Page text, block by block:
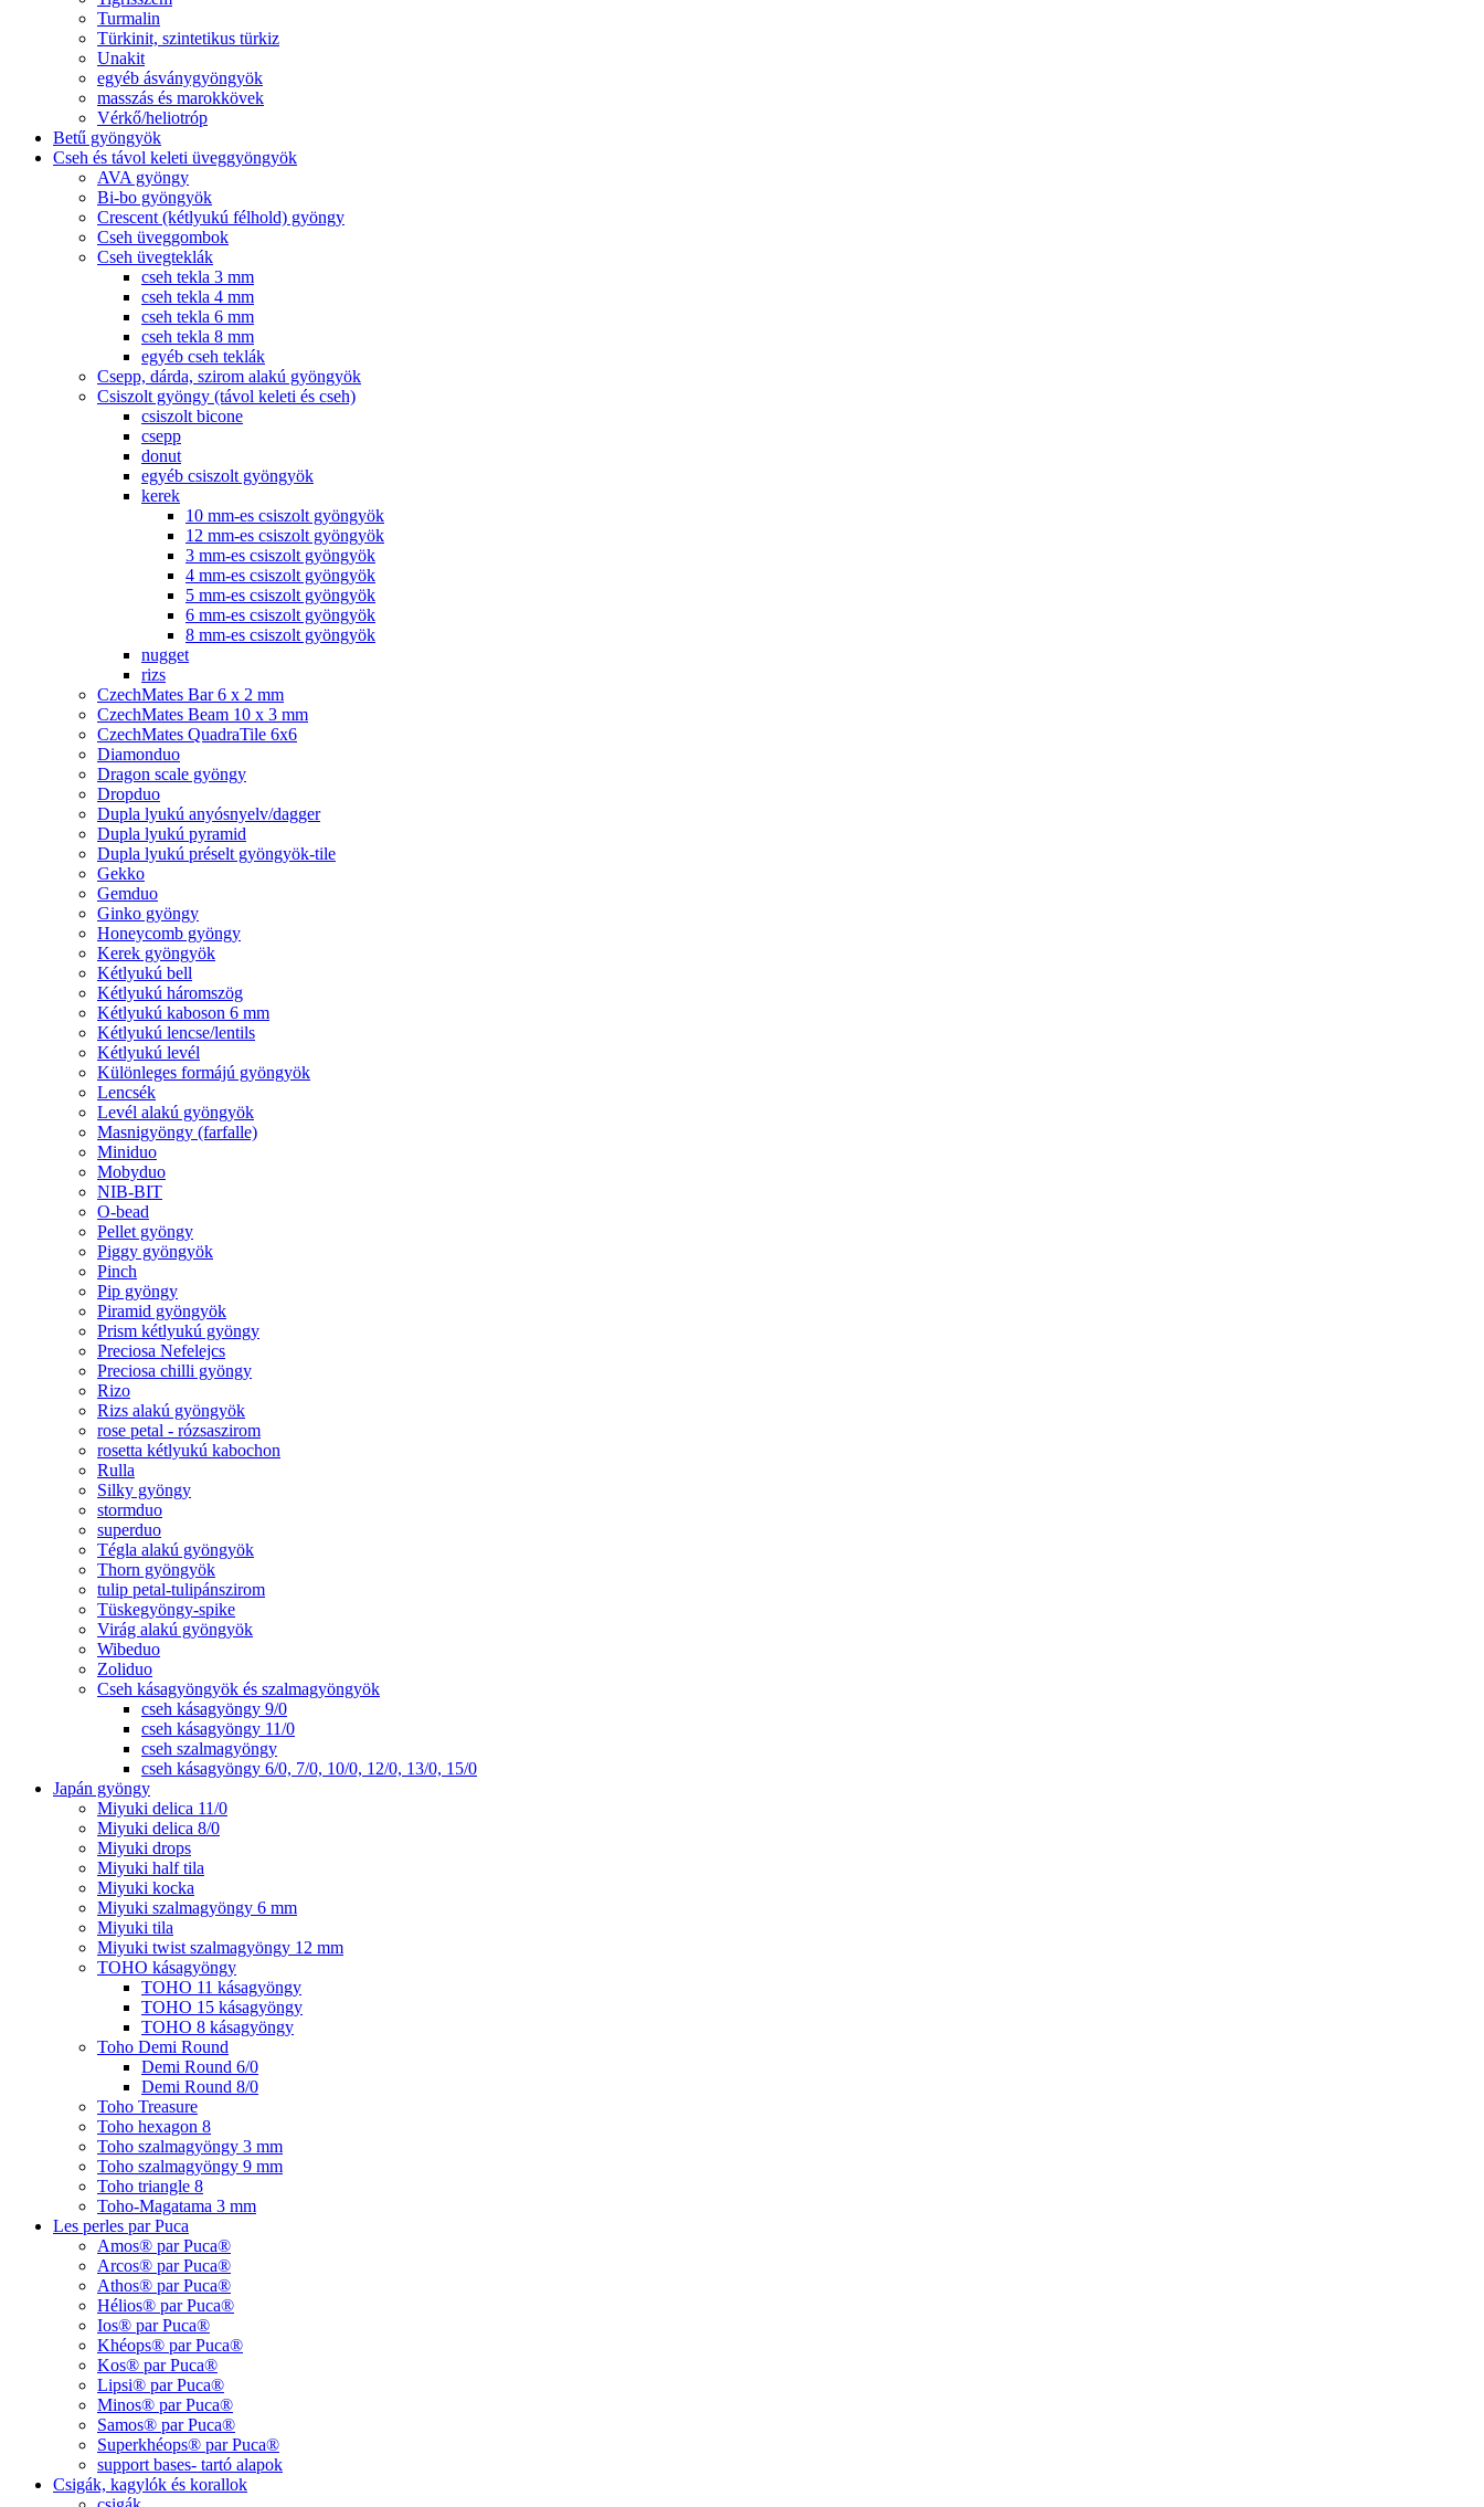
Turmalin
Türkinit, szintetikus türkiz
Unakit
egyéb ásványgyöngyök
masszás és marokkövek
Vérkő/heliotróp
Betű gyöngyök
Cseh és távol keleti üveggyöngyök
AVA gyöngy
Bi-bo gyöngyök
Crescent (kétlyukú félhold) gyöngy
Cseh üveggombok
Cseh üvegteklák
cseh tekla 3 mm
cseh tekla 4 mm
cseh tekla 6 mm
cseh tekla 8 mm
egyéb cseh teklák
Csepp, dárda, szirom alakú gyöngyök
Csiszolt gyöngy (távol keleti és cseh)
csiszolt bicone
csepp
donut
egyéb csiszolt gyöngyök
kerek
10 mm-es csiszolt gyöngyök
12 mm-es csiszolt gyöngyök
3 mm-es csiszolt gyöngyök
4 mm-es csiszolt gyöngyök
5 mm-es csiszolt gyöngyök
6 mm-es csiszolt gyöngyök
8 mm-es csiszolt gyöngyök
nugget
rizs
CzechMates Bar 6 x 2 mm
CzechMates Beam 10 x 3 mm
CzechMates QuadraTile 6x6
Diamonduo
Dragon scale gyöngy
Dropduo
Dupla lyukú anyósnyelv/dagger
Dupla lyukú pyramid
Dupla lyukú préselt gyöngyök-tile
Gekko
Gemduo
Ginko gyöngy
Honeycomb gyöngy
Kerek gyöngyök
Kétlyukú bell
Kétlyukú háromszög
Kétlyukú kaboson 6 mm
Kétlyukú lencse/lentils
Kétlyukú levél
Különleges formájú gyöngyök
Lencsék
Levél alakú gyöngyök
Masnigyöngy (farfalle)
Miniduo
Mobyduo
NIB-BIT
O-bead
Pellet gyöngy
Piggy gyöngyök
Pinch
Pip gyöngy
Piramid gyöngyök
Prism kétlyukú gyöngy
Preciosa Nefelejcs
Preciosa chilli gyöngy
Rizo
Rizs alakú gyöngyök
rose petal - rózsaszirom
rosetta kétlyukú kabochon
Rulla
Silky gyöngy
stormduo
superduo
Tégla alakú gyöngyök
Thorn gyöngyök
tulip petal-tulipánszirom
Tüskegyöngy-spike
Virág alakú gyöngyök
Wibeduo
Zoliduo
Cseh kásagyöngyök és szalmagyöngyök
cseh kásagyöngy 9/0
cseh kásagyöngy 11/0
cseh szalmagyöngy
cseh kásagyöngy 6/0, 7/0, 10/0, 12/0, 13/0, 15/0
Japán gyöngy
Miyuki delica 11/0
Miyuki delica 8/0
Miyuki drops
Miyuki half tila
Miyuki kocka
Miyuki szalmagyöngy 6 mm
Miyuki tila
Miyuki twist szalmagyöngy 12 mm
TOHO kásagyöngy
TOHO 11 kásagyöngy
TOHO 15 kásagyöngy
TOHO 8 kásagyöngy
Toho Demi Round
Demi Round 6/0
Demi Round 8/0
Toho Treasure
Toho hexagon 8
Toho szalmagyöngy 3 mm
Toho szalmagyöngy 9 mm
Toho triangle 8
Toho-Magatama 3 mm
Les perles par Puca
Amos® par Puca®
Arcos® par Puca®
Athos® par Puca®
Hélios® par Puca®
Ios® par Puca®
Khéops® par Puca®
Kos® par Puca®
Lipsi® par Puca®
Minos® par Puca®
Samos® par Puca®
Superkhéops® par Puca®
support bases- tartó alapok
Csigák, kagylók és korallok